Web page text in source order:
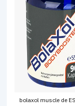
bolaxol muscle de ES